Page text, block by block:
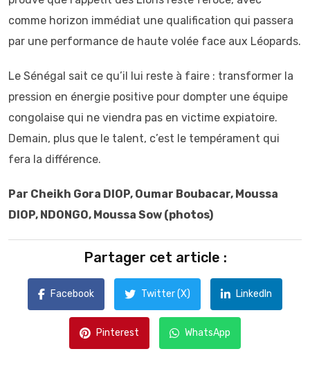
comme horizon immédiat une qualification qui passera
par une performance de haute volée face aux Léopards.
Le Sénégal sait ce qu’il lui reste à faire : transformer la
pression en énergie positive pour dompter une équipe
congolaise qui ne viendra pas en victime expiatoire.
Demain, plus que le talent, c’est le tempérament qui
fera la différence.
Par Cheikh Gora DIOP, Oumar Boubacar, Moussa
DIOP, NDONGO, Moussa Sow (photos)
Partager cet article :
Facebook Twitter (X) LinkedIn
Pinterest WhatsApp